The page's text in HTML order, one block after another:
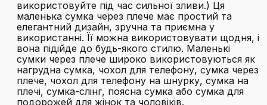
використовуйте під час сильної зливи.) Ця
маленька сумка через плече має простий та
елегантний дизайн, зручна та приємна у
використанні. Її можна використовувати щодня, і
вона підійде до будь-якого стилю. Маленькі
сумки через плече широко використовуються як
нагрудна сумка, чохол для телефону, сумка через
плече, чохол для телефону на шнурку, сумка на
плечі, сумка-слінг, поясна сумка або сумка для
подорожей для жінок та чоловіків.